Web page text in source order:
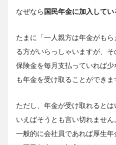
なぜなら 国民年金に加入してい
たまに「一人親方は年金がも
る方がいらっしゃいますが、そ
保険金を毎月支払っていれば
も年金を受け取ることができま
ただし、年金が受け取れると
いえばそうとも言い切れません
一般的に会社員であれば厚生